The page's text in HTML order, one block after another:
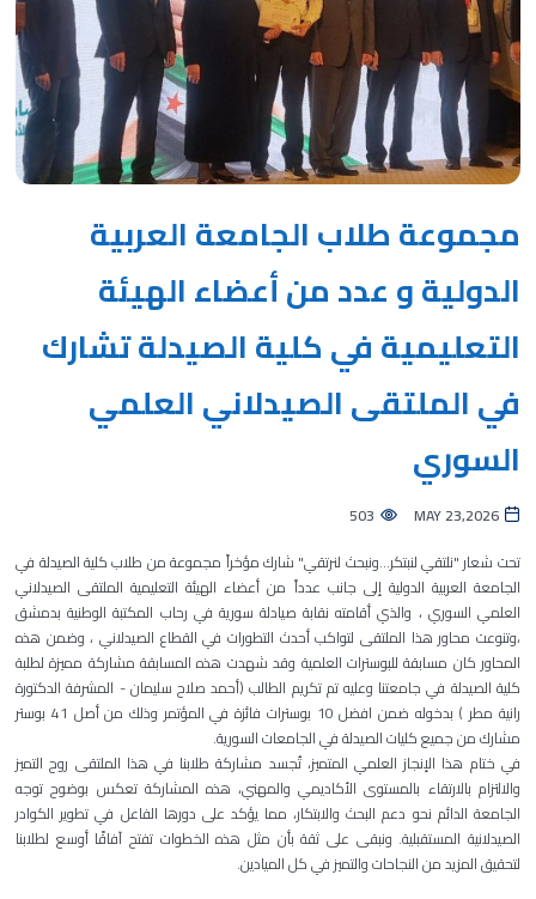
مجموعة طلاب الجامعة العربية
الدولية و عدد من أعضاء الهيئة
التعليمية في كلية الصيدلة تشارك
في الملتقى الصيدلاني العلمي
السوري
MAY 23,2026
503
تحت شعار "نلتقي لنبتكر…ونبحث لنرتقي" شارك مؤخراً مجموعة من طلاب كلية الصيدلة في
الجامعة العربية الدولية إلى جانب عدداً من أعضاء الهيئة التعليمية الملتقى الصيدلاني
العلمي السوري ، والذي أقامته نقابة صيادلة سورية في رحاب المكتبة الوطنية بدمشق
،وتنوعت محاور هذا الملتقى لتواكب أحدث التطورات في القطاع الصيدلاني ، وضمن هذه
المحاور كان مسابقة للبوسترات العلمية وقد شهدت هذه المسابقة مشاركة مميزة لطلبة
كلية الصيدلة في جامعتنا وعليه تم تكريم الطالب (أحمد صلاح سليمان - المشرفة الدكتورة
رانية مطر ) بدخوله ضمن افضل 10 بوسترات فائزة في المؤتمر وذلك من أصل 41 بوستر
مشارك من جميع كليات الصيدلة في الجامعات السورية.
في ختام هذا الإنجاز العلمي المتميز، تُجسد مشاركة طلابنا في هذا الملتقى روح التميز
والالتزام بالارتقاء بالمستوى الأكاديمي والمهني، هذه المشاركة تعكس بوضوح توجه
الجامعة الدائم نحو دعم البحث والابتكار، مما يؤكد على دورها الفاعل في تطوير الكوادر
الصيدلانية المستقبلية. ونبقى على ثقة بأن مثل هذه الخطوات تفتح آفاقًا أوسع لطلابنا
لتحقيق المزيد من النجاحات والتميز في كل الميادين.